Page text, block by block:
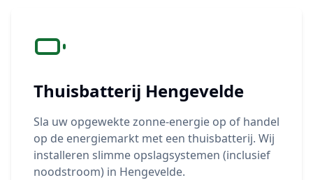
Thuisbatterij Hengevelde
Sla uw opgewekte zonne-energie op of handel
op de energiemarkt met een thuisbatterij. Wij
installeren slimme opslagsystemen (inclusief
noodstroom) in Hengevelde.